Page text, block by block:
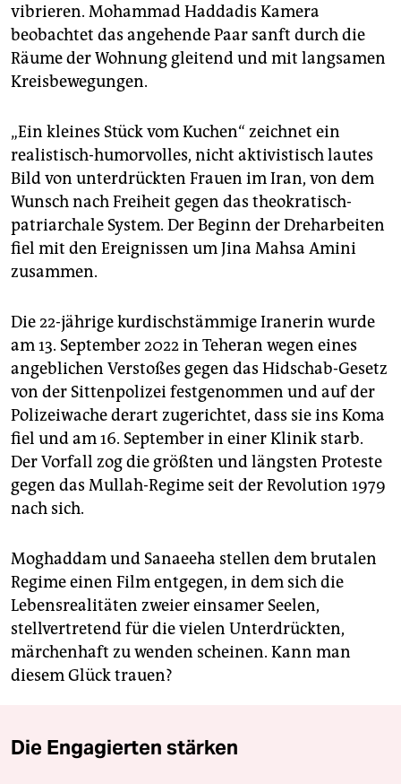
vibrieren. Mohammad Haddadis Kamera
beobachtet das angehende Paar sanft durch die
Räume der Wohnung gleitend und mit langsamen
Kreisbewegungen.
„Ein kleines Stück vom Kuchen“ zeichnet ein
realistisch-humorvolles, nicht aktivistisch lautes
Bild von unterdrückten Frauen im Iran, von dem
Wunsch nach Freiheit gegen das theokratisch-
patriarchale System. Der Beginn der Dreharbeiten
fiel mit den Ereignissen um Jina Mahsa Amini
zusammen.
Die 22-jährige kurdischstämmige Iranerin wurde
am 13. September 2022 in Teheran wegen eines
angeblichen Verstoßes gegen das Hidschab-Gesetz
von der Sittenpolizei festgenommen und auf der
Polizeiwache derart zugerichtet, dass sie ins Koma
fiel und am 16. September in einer Klinik starb.
Der Vorfall zog die größten und längsten Proteste
gegen das Mullah-Regime seit der Revolution 1979
nach sich.
Moghaddam und Sanaeeha stellen dem brutalen
Regime einen Film entgegen, in dem sich die
Lebensrealitäten zweier einsamer Seelen,
stellvertretend für die vielen Unterdrückten,
märchenhaft zu wenden scheinen. Kann man
diesem Glück trauen?
Die Engagierten stärken